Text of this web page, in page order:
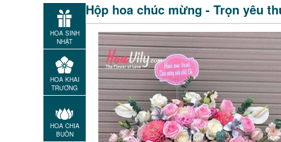
HOA SINH
NHẬT
HOA KHAI
TRƯƠNG
HOA CHIA
BUỒN
Hộp hoa chúc mừng - Trọn yêu